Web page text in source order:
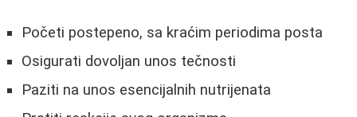
Početi postepeno, sa kraćim periodima posta
Osigurati dovoljan unos tečnosti
Paziti na unos esencijalnih nutrijenata